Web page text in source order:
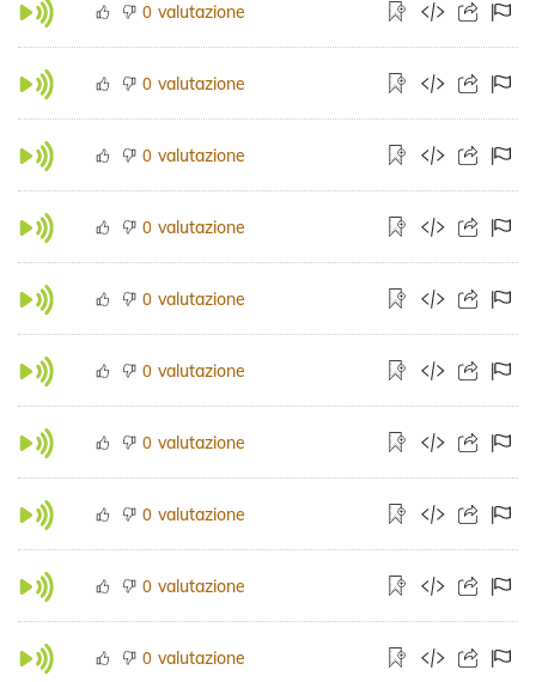
0 valutazione
0 valutazione
0 valutazione
0 valutazione
0 valutazione
0 valutazione
0 valutazione
0 valutazione
0 valutazione
0 valutazione